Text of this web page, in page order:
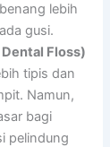
lebih
gusi.
Floss)
tipis dan
Namun,
bagi
pelindung